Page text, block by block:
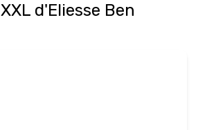
d'Eliesse Ben